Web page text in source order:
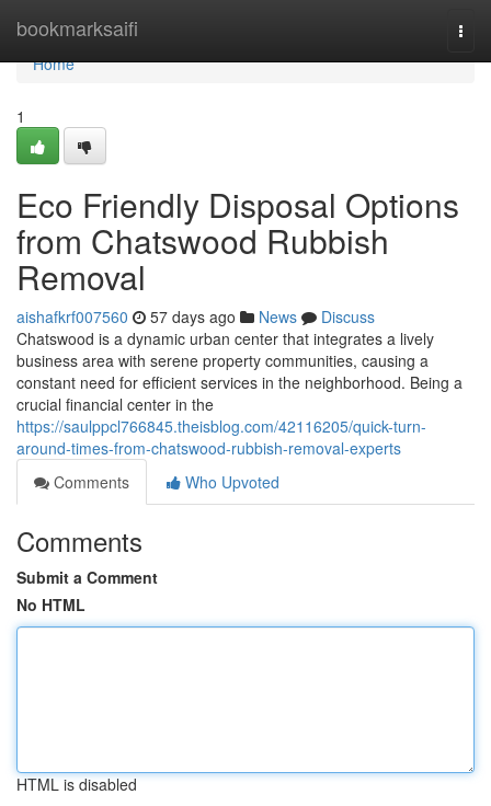
bookmarksaifi
Home
Home
1
Eco Friendly Disposal Options
from Chatswood Rubbish
Removal
aishafkrf007560 57 days ago News
Discuss
Chatswood is a dynamic urban center that integrates a lively
business area with serene property communities, causing a
constant need for efficient services in the neighborhood. Being a
crucial financial center in the
https://saulppcl766845.theisblog.com/42116205/quick-turn-
around-times-from-chatswood-rubbish-removal-experts
Comments
Who Upvoted
Comments
Submit a Comment
No HTML
HTML is disabled